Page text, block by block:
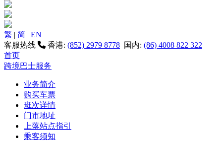
繁 | 简 | EN
客服热线
香港: (852) 2979 8778 国内: (86) 4008 822 322
首页
跨境巴士服务
业务简介
购买车票
班次详情
门市地址
上落站点指引
乘客须知